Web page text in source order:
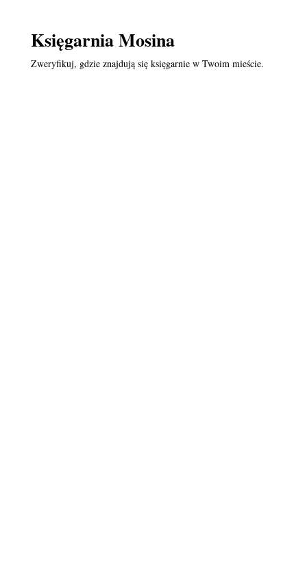
Księgarnia Mosina
Zweryfikuj, gdzie znajdują się księgarnie w Twoim mieście.